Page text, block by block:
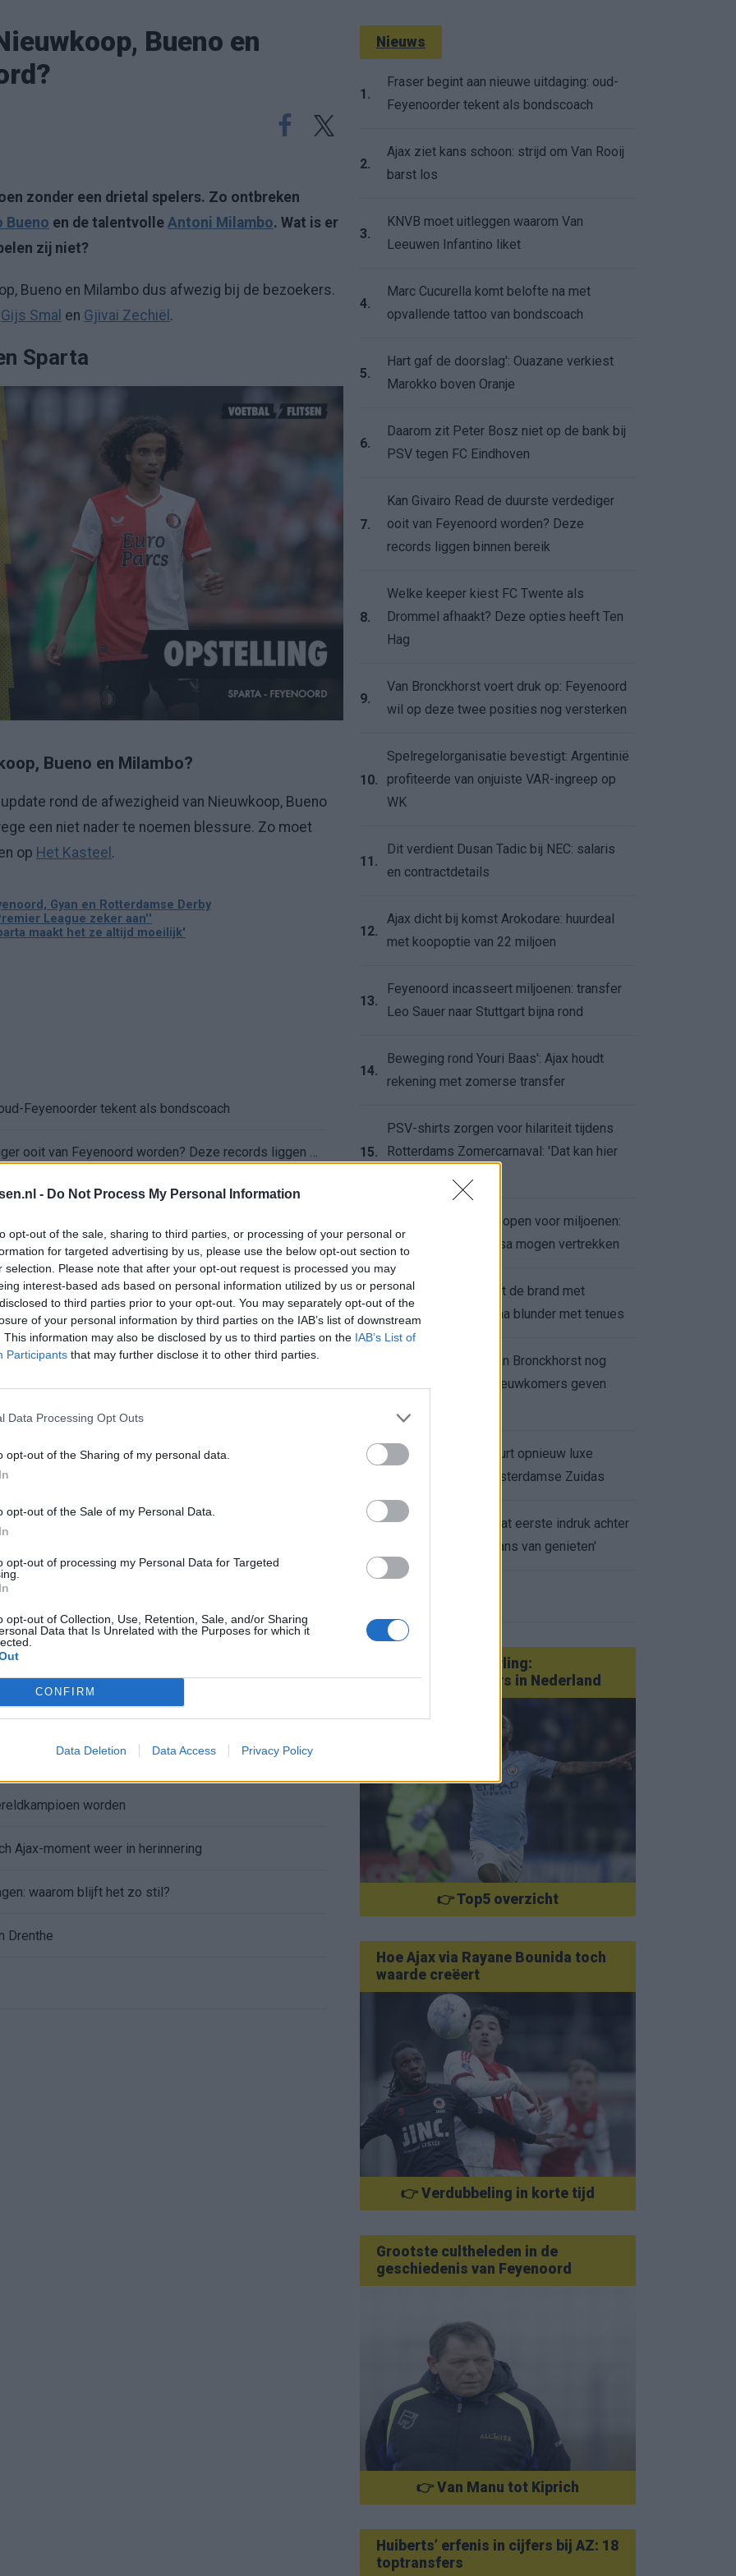
- Do Not Process My Personal Information
opt-out of the sale, sharing to third parties, or processing of your personal or
for targeted advertising by us, please use the below opt-out section to
selection. Please note that after your opt-out request is processed you may
interest-based ads based on personal information utilized by us or personal
to third parties prior to your opt-out. You may separately opt-out of the
of your personal information by third parties on the IAB’s list of downstream
This information may also be disclosed by us to third parties on the IAB’s List of
Participants that may further disclose it to other third parties.
Data Processing Opt Outs
opt-out of the Sharing of my personal data.
opt-out of the Sale of my Personal Data.
opt-out of processing my Personal Data for Targeted
opt-out of Collection, Use, Retention, Sale, and/or Sharing
Data that Is Unrelated with the Purposes for which it
CONFIRM
Data Deletion Data Access Privacy Policy
Bueno en
zonder een drietal spelers. Zo ontbreken
Bueno en de talentvolle Antoni Milambo. Wat is er
zij niet?
Bueno en Milambo dus afwezig bij de bezoekers.
Gijs Smal en Gjivai Zechiël .
Sparta
Bueno en Milambo?
rond de afwezigheid van Nieuwkoop, Bueno
een niet nader te noemen blessure. Zo moet
op Het Kasteel .
Gyan en Rotterdamse Derby
League zeker aan''
maakt het ze altijd moeilijk'
Feyenoorder tekent als bondscoach
wil op deze twee posities nog versterken
Leo Sauer naar Stuttgart bijna rond
Ueda en Hadj Moussa mogen vertrekken
dit staat er nog op het programma
over keuze voor Marokko
de problemen rond Hadj Moussa?
het Feyenoord-verhaal van Calvin Stengs
openhartig over Robin van Persie
nieuw bod op Gjivai Zechiël?
"Die schaamte voel ik nog altijd"
nieuws in onzekere transferzomer
dag Feyenoord na storing met autocue
Wanneer is de loting voor de Champions League? PSV en Feyenoord weten dan hun tegenstanders
na omstreden strafschop zonder VAR
worden
Ajax-moment weer in herinnering
waarom blijft het zo stil?
Drenthe
Nieuws
1.
Fraser begint aan nieuwe uitdaging: oud-
Feyenoorder tekent als bondscoach
2.
Ajax ziet kans schoon: strijd om Van Rooij
barst los
3.
KNVB moet uitleggen waarom Van
Leeuwen Infantino liket
4.
Marc Cucurella komt belofte na met
opvallende tattoo van bondscoach
5.
Hart gaf de doorslag': Ouazane verkiest
Marokko boven Oranje
6.
Daarom zit Peter Bosz niet op de bank bij
PSV tegen FC Eindhoven
7.
Kan Givairo Read de duurste verdediger
ooit van Feyenoord worden? Deze
records liggen binnen bereik
8.
Welke keeper kiest FC Twente als
Drommel afhaakt? Deze opties heeft Ten
Hag
9.
Van Bronckhorst voert druk op: Feyenoord
wil op deze twee posities nog versterken
10.
Spelregelorganisatie bevestigt: Argentinië
profiteerde van onjuiste VAR-ingreep op
WK
11.
Dit verdient Dusan Tadic bij NEC: salaris
en contractdetails
12.
Ajax dicht bij komst Arokodare: huurdeal
met koopoptie van 22 miljoen
13.
Feyenoord incasseert miljoenen: transfer
Leo Sauer naar Stuttgart bijna rond
14.
Beweging rond Youri Baas': Ajax houdt
rekening met zomerse transfer
15.
PSV-shirts zorgen voor hilariteit tijdens
Rotterdams Zomercarnaval: 'Dat kan hier
16.
Feyenoord zet deur open voor miljoenen:
Ueda en Hadj Moussa mogen vertrekken
17.
Ajax helpt Burnley uit de brand met
afgeknipte sokken na blunder met tenues
Feyenoord onder Van Bronckhorst nog
altijd ongeslagen: nieuwkomers geven
19.
Hakim Ziyech verhuurt opnieuw luxe
appartement op Amsterdamse Zuidas
Marcos Leonardo laat eerste indruk achter
bij Ajax: 'Hier gaan fans van genieten'
Van Götze tot Sterling:
statementtransfers in Nederland
👉 Top5 overzicht
Hoe Ajax via Rayane Bounida toch
waarde creëert
👉 Verdubbeling in korte tijd
Grootste cultheleden in de
geschiedenis van Feyenoord
👉 Van Manu tot Kiprich
Huiberts’ erfenis in cijfers bij AZ: 18
toptransfers